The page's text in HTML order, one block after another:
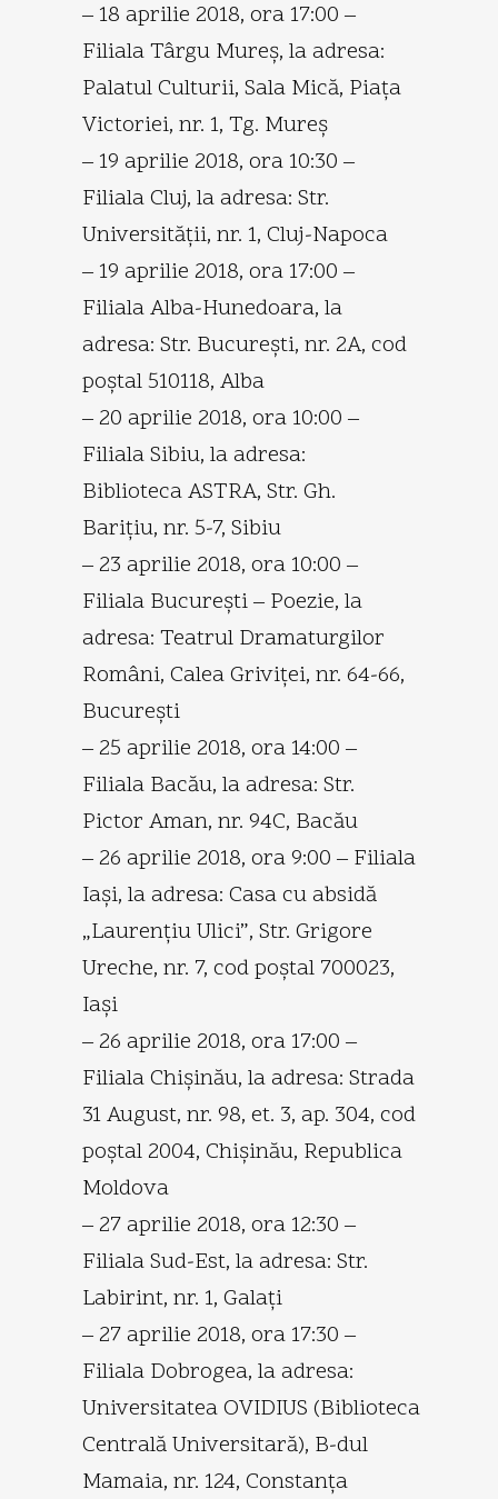
– 18 aprilie 2018, ora 17:00 –
Filiala Târgu Mureş, la adresa:
Palatul Culturii, Sala Mică, Piaţa
Victoriei, nr. 1, Tg. Mureş
– 19 aprilie 2018, ora 10:30 –
Filiala Cluj, la adresa: Str.
Universităţii, nr. 1, Cluj-Napoca
– 19 aprilie 2018, ora 17:00 –
Filiala Alba-Hunedoara, la
adresa: Str. Bucureşti, nr. 2A, cod
poştal 510118, Alba
– 20 aprilie 2018, ora 10:00 –
Filiala Sibiu, la adresa:
Biblioteca ASTRA, Str. Gh.
Bariţiu, nr. 5-7, Sibiu
– 23 aprilie 2018, ora 10:00 –
Filiala Bucureşti – Poezie, la
adresa: Teatrul Dramaturgilor
Români, Calea Griviţei, nr. 64-66,
Bucureşti
– 25 aprilie 2018, ora 14:00 –
Filiala Bacău, la adresa: Str.
Pictor Aman, nr. 94C, Bacău
– 26 aprilie 2018, ora 9:00 – Filiala
Iaşi, la adresa: Casa cu absidă
„Laurenţiu Ulici”, Str. Grigore
Ureche, nr. 7, cod poştal 700023,
Iaşi
– 26 aprilie 2018, ora 17:00 –
Filiala Chişinău, la adresa: Strada
31 August, nr. 98, et. 3, ap. 304, cod
poştal 2004, Chişinău, Republica
Moldova
– 27 aprilie 2018, ora 12:30 –
Filiala Sud-Est, la adresa: Str.
Labirint, nr. 1, Galaţi
– 27 aprilie 2018, ora 17:30 –
Filiala Dobrogea, la adresa:
Universitatea OVIDIUS (Biblioteca
Centrală Universitară), B-dul
Mamaia, nr. 124, Constanţa